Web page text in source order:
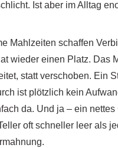
Ist aber im Alltag
Mahlzeiten schaffen
wieder einen Platz. Das
statt verschoben. Ein
ist plötzlich kein
da. Und ja – ein nettes
oft schneller leer als